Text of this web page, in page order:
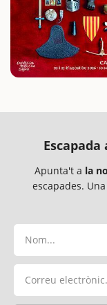
Apunta't a la
escapades.